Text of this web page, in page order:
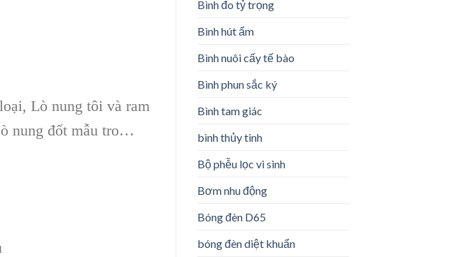
Bình đo tỷ trọng
Bình hút ẩm
Bình nuôi cấy tế bào
Bình phun sắc ký
Bình tam giác
bình thủy tinh
Bộ phễu lọc vi sinh
Bơm nhu động
Bóng đèn D65
bóng đèn diệt khuẩn
Lò nung tôi và ram
nung đốt mẫu tro…